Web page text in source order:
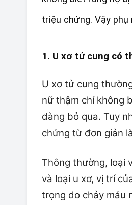
triệu chứng. Vậy
1. U xơ tử cung có
U xơ tử cung
nữ thậm chí không
dàng bỏ qua. Tuy
chứng từ đơn giản
Thông thường, loại
và loại u xơ, vị trí
trọng do chảy máu